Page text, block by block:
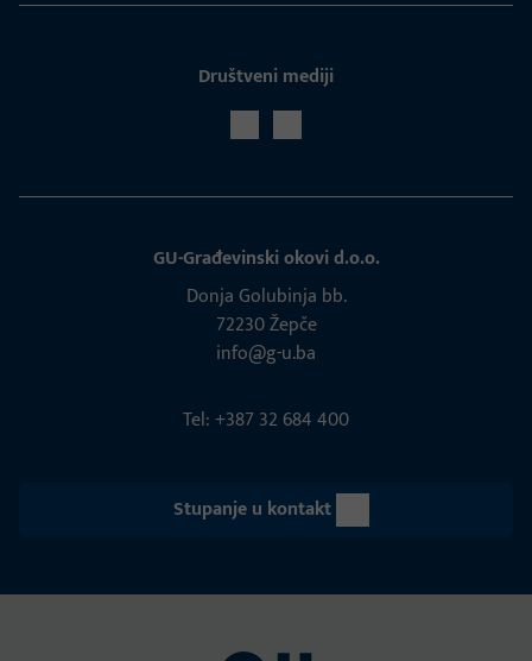
Društveni mediji
GU-Građevinski okovi d.o.o.
Donja Golubinja bb.
72230 Žepče
info@g-u.ba
Tel: +387 32 684 400
Stupanje u kontakt